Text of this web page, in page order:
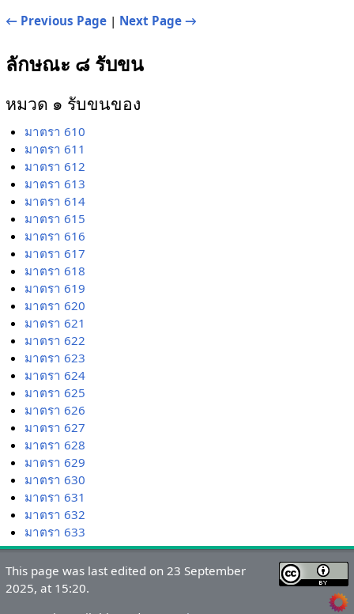
← Previous Page| Next Page →
ลักษณะ ๘ รับขน
หมวด ๑ รับขนของ
มาตรา 610
มาตรา 611
มาตรา 612
มาตรา 613
มาตรา 614
มาตรา 615
มาตรา 616
มาตรา 617
มาตรา 618
มาตรา 619
มาตรา 620
มาตรา 621
มาตรา 622
มาตรา 623
มาตรา 624
มาตรา 625
มาตรา 626
มาตรา 627
มาตรา 628
มาตรา 629
มาตรา 630
มาตรา 631
มาตรา 632
มาตรา 633
This page was last edited on 23 September
2025, at 15:20.